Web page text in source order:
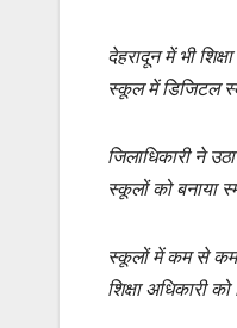
o
o
देहरादून में भी
स्कूल में डिजिटल
जिलाधिकारी ने
स्कूलों को बनाया
स्कूलों में कम से कम
शिक्षा अधिकारी